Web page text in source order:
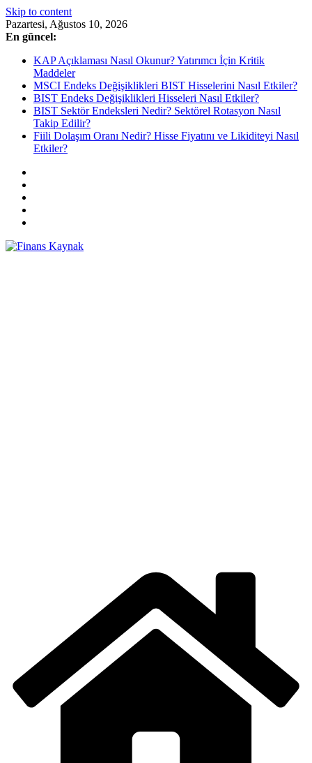
Skip to content
Pazartesi, Ağustos 10, 2026
En güncel:
KAP Açıklaması Nasıl Okunur? Yatırımcı İçin Kritik
Maddeler
MSCI Endeks Değişiklikleri BIST Hisselerini Nasıl Etkiler?
BIST Endeks Değişiklikleri Hisseleri Nasıl Etkiler?
BIST Sektör Endeksleri Nedir? Sektörel Rotasyon Nasıl
Takip Edilir?
Fiili Dolaşım Oranı Nedir? Hisse Fiyatını ve Likiditeyi Nasıl
Etkiler?